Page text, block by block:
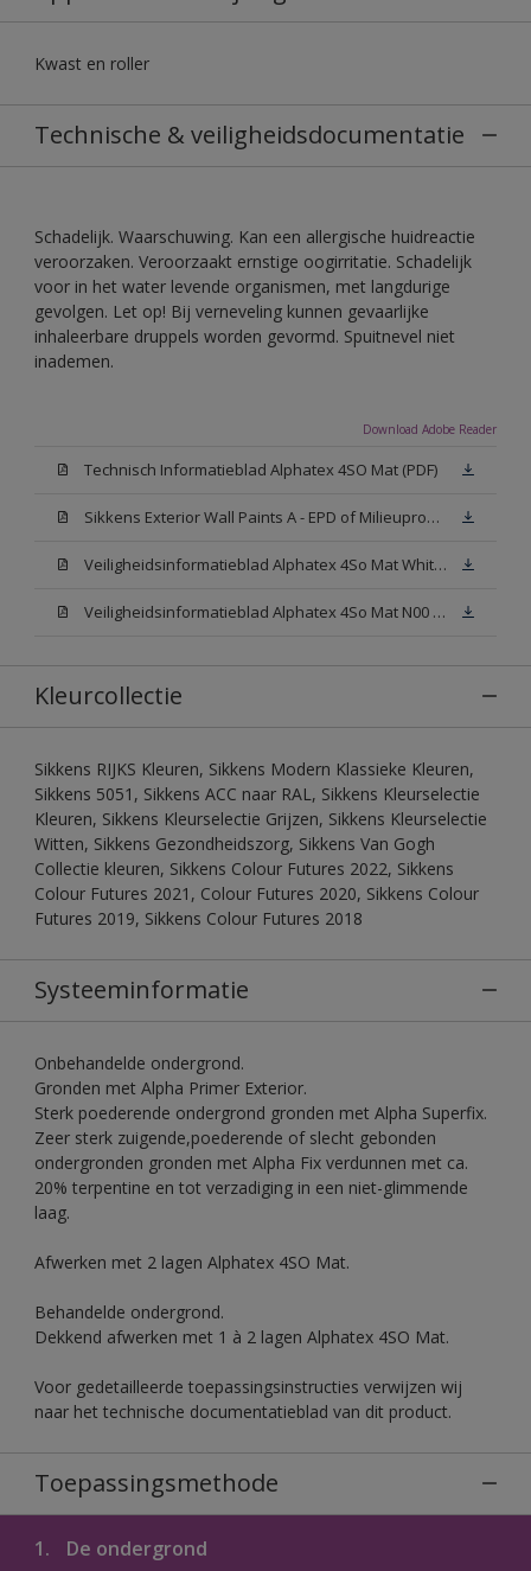
Kwast en roller
Technische & veiligheidsdocumentatie
Schadelijk. Waarschuwing. Kan een allergische huidreactie
veroorzaken. Veroorzaakt ernstige oogirritatie. Schadelijk
voor in het water levende organismen, met langdurige
gevolgen. Let op! Bij verneveling kunnen gevaarlijke
inhaleerbare druppels worden gevormd. Spuitnevel niet
inademen.
Download Adobe Reader
Technisch Informatieblad Alphatex 4SO Mat (PDF)
Sikkens Exterior Wall Paints A - EPD of Milieuproductverklaring
Veiligheidsinformatieblad Alphatex 4So Mat White W05 (MSDS)
Veiligheidsinformatieblad Alphatex 4So Mat N00 (MSDS)
Kleurcollectie
Sikkens RIJKS Kleuren, Sikkens Modern Klassieke Kleuren,
Sikkens 5051, Sikkens ACC naar RAL, Sikkens Kleurselectie
Kleuren, Sikkens Kleurselectie Grijzen, Sikkens Kleurselectie
Witten, Sikkens Gezondheidszorg, Sikkens Van Gogh
Collectie kleuren, Sikkens Colour Futures 2022, Sikkens
Colour Futures 2021, Colour Futures 2020, Sikkens Colour
Futures 2019, Sikkens Colour Futures 2018
Systeeminformatie
Onbehandelde ondergrond.
Gronden met Alpha Primer Exterior.
Sterk poederende ondergrond gronden met Alpha Superfix.
Zeer sterk zuigende,poederende of slecht gebonden
ondergronden gronden met Alpha Fix verdunnen met ca.
20% terpentine en tot verzadiging in een niet-glimmende
laag.
Afwerken met 2 lagen Alphatex 4SO Mat.
Behandelde ondergrond.
Dekkend afwerken met 1 à 2 lagen Alphatex 4SO Mat.
Voor gedetailleerde toepassingsinstructies verwijzen wij
naar het technische documentatieblad van dit product.
Toepassingsmethode
1. De ondergrond